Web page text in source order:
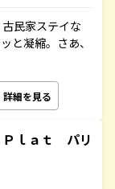
民家ステイな
と凝縮。さあ、
詳細を見る
ｌａｔ パリ